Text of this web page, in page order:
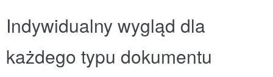
Indywidualny wygląd dla
każdego typu dokumentu